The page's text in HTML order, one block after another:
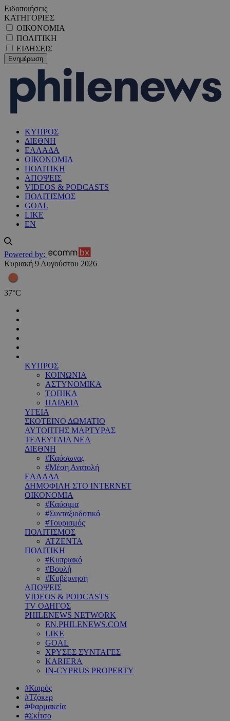
Ειδοποιήσεις
ΚΑΤΗΓΟΡΙΕΣ
ΟΙΚΟΝΟΜΙΑ
ΠΟΛΙΤΙΚΗ
ΕΙΔΗΣΕΙΣ
ΚΥΠΡΟΣ
ΔΙΕΘΝΗ
ΕΛΛΑΔΑ
ΟΙΚΟΝΟΜΙΑ
ΠΟΛΙΤΙΚΗ
ΑΠΟΨΕΙΣ
VIDEOS & PODCASTS
ΠΟΛΙΤΙΣΜΟΣ
GOAL
LIKE
EN
Powered by:
Κυριακή 9 Αυγούστου 2026
37°C
ΚΥΠΡΟΣ
ΚΟΙΝΩΝΙΑ
ΑΣΤΥΝΟΜΙΚΑ
ΤΟΠΙΚΑ
ΠΑΙΔΕΙΑ
ΥΓΕΙΑ
ΣΚΟΤΕΙΝΟ ΔΩΜΑΤΙΟ
ΑΥΤΟΠΤΗΣ ΜΑΡΤΥΡΑΣ
ΤΕΛΕΥΤΑΙΑ ΝΕΑ
ΔΙΕΘΝΗ
#Καύσωνας
#Μέση Ανατολή
ΕΛΛΑΔΑ
ΔΗΜΟΦΙΛΗ ΣΤΟ INTERNET
ΟΙΚΟΝΟΜΙΑ
#Καύσιμα
#Συνταξιοδοτικό
#Τουρισμός
ΠΟΛΙΤΙΣΜΟΣ
ΑΤΖΕΝΤΑ
ΠΟΛΙΤΙΚΗ
#Κυπριακό
#Βουλή
#Κυβέρνηση
ΑΠΟΨΕΙΣ
VIDEOS & PODCASTS
TV ΟΔΗΓΟΣ
PHILENEWS NETWORK
EN.PHILENEWS.COM
LIKE
GOAL
ΧΡΥΣΕΣ ΣΥΝΤΑΓΕΣ
KARIERA
IN-CYPRUS PROPERTY
#Καιρός
#Τζόκερ
#Φαρμακεία
#Σκίτσο